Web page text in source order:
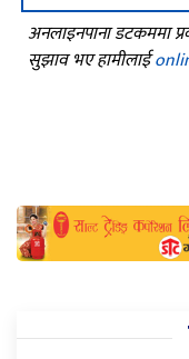
अनलाइनपाना डटकममा
सुझाव भए हामीलाई